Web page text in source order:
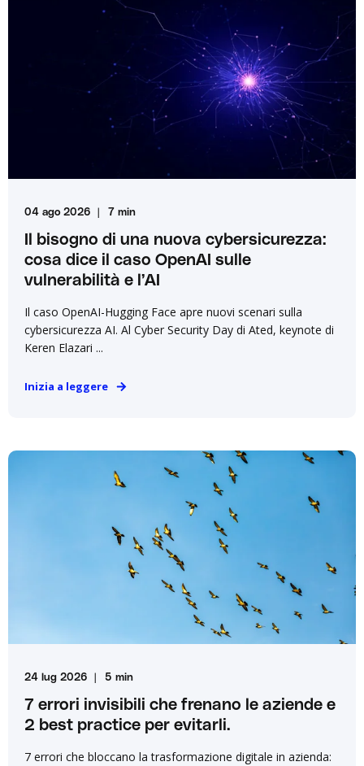
04 ago 2026 7 min
Il bisogno di una nuova cybersicurezza:
cosa dice il caso OpenAI sulle
vulnerabilità e l’AI
Il caso OpenAI-Hugging Face apre nuovi scenari sulla
cybersicurezza AI. Al Cyber Security Day di Ated, keynote di
Keren Elazari ...
Inizia a leggere
24 lug 2026 5 min
7 errori invisibili che frenano le aziende e
2 best practice per evitarli.
7 errori che bloccano la trasformazione digitale in azienda: